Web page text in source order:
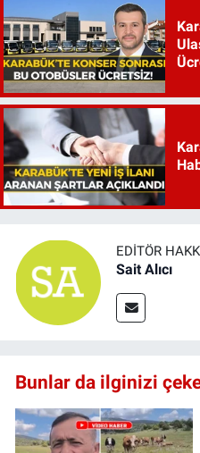
EDITÖR
Sait Alıcı
Bunlar da ilginizi